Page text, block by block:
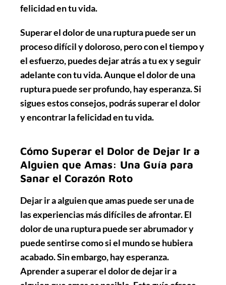
felicidad en tu vida.
Superar el dolor de una ruptura puede ser un
proceso difícil y doloroso, pero con el tiempo y
el esfuerzo, puedes dejar atrás a tu ex y seguir
adelante con tu vida. Aunque el dolor de una
ruptura puede ser profundo, hay esperanza. Si
sigues estos consejos, podrás superar el dolor
y encontrar la felicidad en tu vida.
Cómo Superar el Dolor de Dejar Ir a
Alguien que Amas: Una Guía para
Sanar el Corazón Roto
Dejar ir a alguien que amas puede ser una de
las experiencias más difíciles de afrontar. El
dolor de una ruptura puede ser abrumador y
puede sentirse como si el mundo se hubiera
acabado. Sin embargo, hay esperanza.
Aprender a superar el dolor de dejar ir a